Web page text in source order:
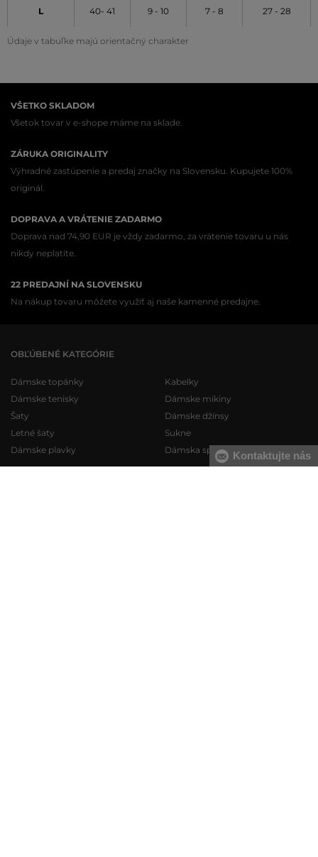
Údaje v tabuľke majú orientačný charakter
L 40- 41 9 - 10 7 - 8 27 - 28
VŠETKO SKLADOM
Všetok tovar v e-shope máme na sklade.
ZÁRUKA ORIGINALITY
Výhradné zastúpenie a predaj značky na Slovensku. Kupujete 100%
originál.
DOPRAVA A VRÁTENIE ZADARMO
Doprava nad 74,90 EUR je vždy zadarmo, za vrátenie tovaru u nás
nikdy neplatíte.
22 PREDAJNÍ NA SLOVENSKU
Na nákup tovaru môžete využiť aj naše kamenné predajne.
OBĽÚBENÉ KATEGÓRIE
Dámske topánky
Dámske tenisky
Šaty
Letné šaty
Dámske plavky
Kabelky
Dámske mikiny
Dámske džínsy
Sukne
Dámska spodná bielizeňKontaktujte nás